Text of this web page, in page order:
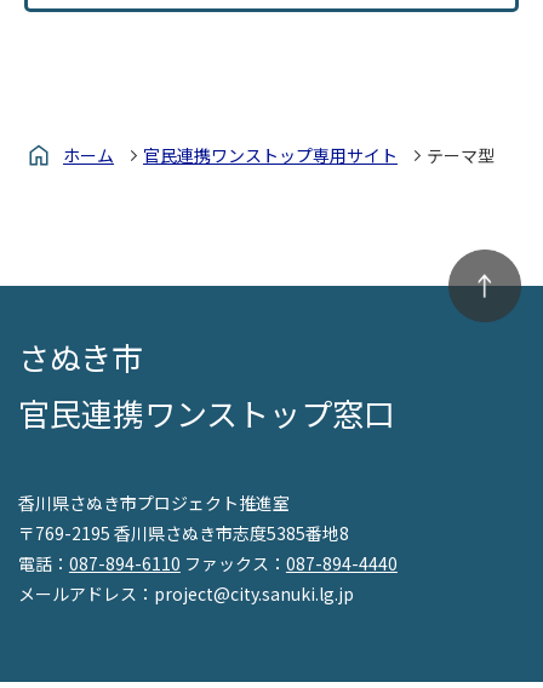
ホーム 官民連携ワンストップ専用サイト テーマ型
さぬき市
官民連携ワンストップ窓口
香川県さぬき市プロジェクト推進室
〒769-2195 香川県さぬき市志度5385番地8
電話： 087-894-6110 ファックス： 087-894-4440
メールアドレス：project@city.sanuki.lg.jp